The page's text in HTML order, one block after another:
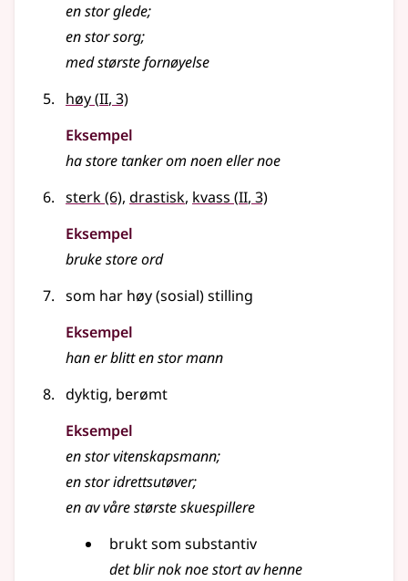
enstorglede;
enstorsorg;
med største fornøyelse
høy(2
II, 3)
Eksempel
hastoretanker om noen eller noe
sterk(6), drastisk, kvass (2
II, 3)
Eksempel
brukestoreord
som har høy (sosial) stilling
Eksempel
han er blitt enstormann
dyktig, berømt
Eksempel
enstorvitenskapsmann;
enstoridrettsutøver;
en av våre største skuespillere
brukt som substantiv
det blir nok noestortav henne